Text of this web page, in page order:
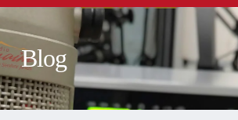
Blog